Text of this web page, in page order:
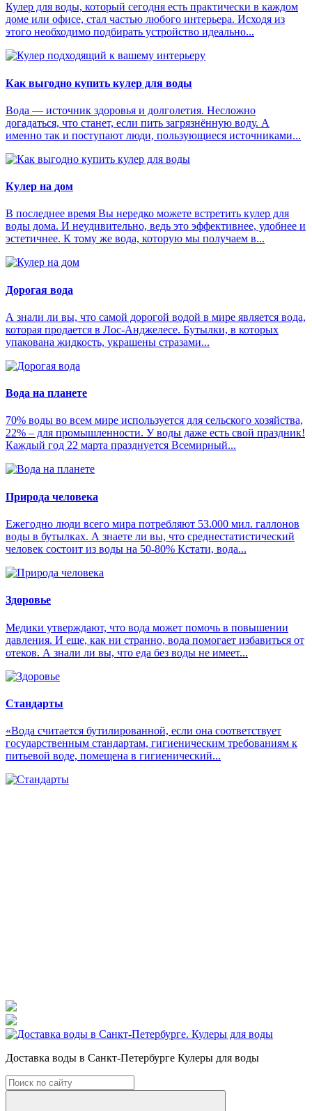
Кулер для воды, который сегодня есть практически в каждом
доме или офисе, стал частью любого интерьера. Исходя из
этого необходимо подбирать устройство идеально...
Как выгодно купить кулер для воды
Вода — источник здоровья и долголетия. Несложно
догадаться, что станет, если пить загрязнённую воду. А
именно так и поступают люди, пользующиеся источниками...
Кулер на дом
В последнее время Вы нередко можете встретить кулер для
воды дома. И неудивительно, ведь это эффективнее, удобнее и
эстетичнее. К тому же вода, которую мы получаем в...
Дорогая вода
А знали ли вы, что самой дорогой водой в мире является вода,
которая продается в Лос-Анджелесе. Бутылки, в которых
упакована жидкость, украшены стразами...
Вода на планете
70% воды во всем мире используется для сельского хозяйства,
22% – для промышленности. У воды даже есть свой праздник!
Каждый год 22 марта празднуется Всемирный...
Природа человека
Ежегодно люди всего мира потребляют 53.000 мил. галлонов
воды в бутылках. А знаете ли вы, что среднестатистический
человек состоит из воды на 50-80% Кстати, вода...
Здоровье
Медики утверждают, что вода может помочь в повышении
давления. И еще, как ни странно, вода помогает избавиться от
отеков. А знали ли вы, что еда без воды не имеет...
Стандарты
«Вода считается бутилированной, если она соответствует
государственным стандартам, гигиеническим требованиям к
питьевой воде, помещена в гигиенический...
Доставка воды в Санкт-Петербурге Кулеры для воды